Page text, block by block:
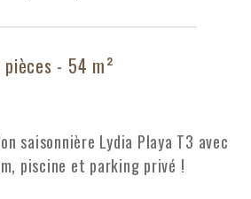
pièces - 54 m²
saisonnière Lydia Playa T3 avec
piscine et parking privé !